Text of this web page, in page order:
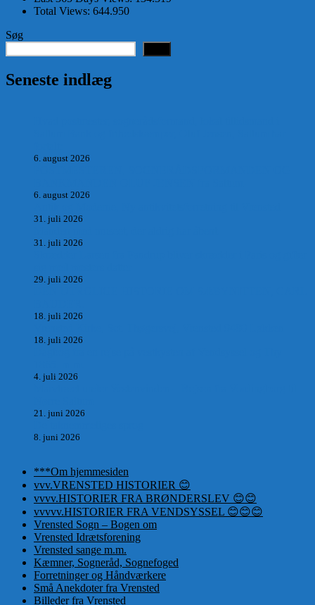
Total Views: 644.950
Søg
Seneste indlæg
6. august 2026
6. august 2026
31. juli 2026
31. juli 2026
29. juli 2026
18. juli 2026
18. juli 2026
4. juli 2026
21. juni 2026
8. juni 2026
***Om hjemmesiden
vvv.VRENSTED HISTORIER 😊
vvvv.HISTORIER FRA BRØNDERSLEV 😊😊
vvvvv.HISTORIER FRA VENDSYSSEL 😊😊😊
Vrensted Sogn – Bogen om
Vrensted Idrætsforening
Vrensted sange m.m.
Kæmner, Sogneråd, Sognefoged
Forretninger og Håndværkere
Små Anekdoter fra Vrensted
Billeder fra Vrensted